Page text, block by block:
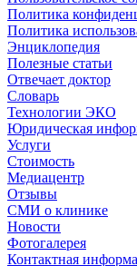
Политика
Политика
Энциклопедия
Полезные статьи
Отвечает доктор
Словарь
Технологии ЭКО
Юридическая
Услуги
Стоимость
Медиацентр
Отзывы
СМИ о клинике
Новости
Фотогалерея
Контактная